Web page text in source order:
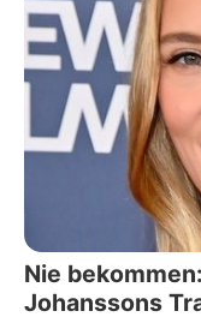
Nie
Johanssons